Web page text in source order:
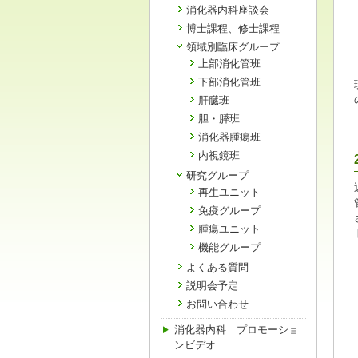
消化器内科座談会
博士課程、修士課程
領域別臨床グループ
上部消化管班
下部消化管班
肝臓班
胆・膵班
消化器腫瘍班
内視鏡班
研究グループ
再生ユニット
免疫グループ
腫瘍ユニット
機能グループ
よくある質問
説明会予定
お問い合わせ
消化器内科 プロモーショ
ンビデオ